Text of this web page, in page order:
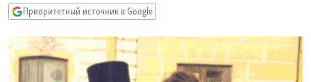
поиску
СЕВЕР.РЕАЛИИ
СИБИРЬ.РЕАЛИИ
РАСПИСАНИЕ ВЕЩАНИЯ
Приоритетный источник в Google